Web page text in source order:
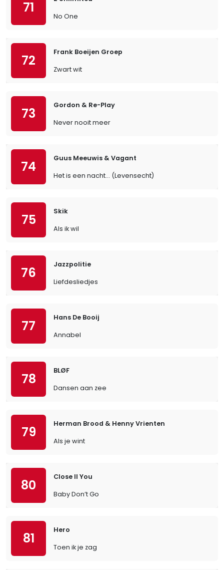
71
No One
72
Frank Boeijen Groep
Zwart wit
73
Gordon & Re-Play
Never nooit meer
74
Guus Meeuwis & Vagant
Het is een nacht... (Levensecht)
75
Skik
Als ik wil
76
Jazzpolitie
Liefdesliedjes
77
Hans De Booij
Annabel
78
BLØF
Dansen aan zee
79
Herman Brood & Henny Vrienten
Als je wint
80
Close II You
Baby Don’t Go
81
Hero
Toen ik je zag